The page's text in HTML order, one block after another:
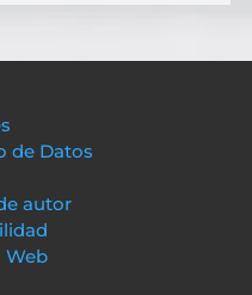
de Datos
autor
Web